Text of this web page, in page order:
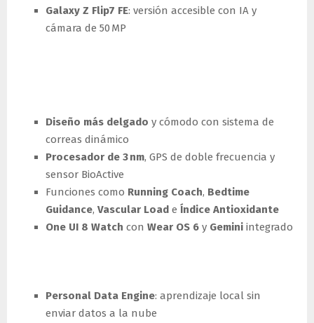
Galaxy Z Flip7 FE: versión accesible con IA y
cámara de 50 MP
Diseño más delgado y cómodo con sistema de
correas dinámico
Procesador de 3 nm, GPS de doble frecuencia y
sensor BioActive
Funciones como Running Coach, Bedtime
Guidance, Vascular Load e Índice Antioxidante
One UI 8 Watch con Wear OS 6 y Gemini integrado
Personal Data Engine: aprendizaje local sin
enviar datos a la nube